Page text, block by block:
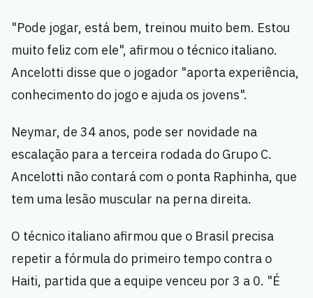
"Pode jogar, está bem, treinou muito bem. Estou
muito feliz com ele", afirmou o técnico italiano.
Ancelotti disse que o jogador "aporta experiência,
conhecimento do jogo e ajuda os jovens".
Neymar, de 34 anos, pode ser novidade na
escalação para a terceira rodada do Grupo C.
Ancelotti não contará com o ponta Raphinha, que
tem uma lesão muscular na perna direita.
O técnico italiano afirmou que o Brasil precisa
repetir a fórmula do primeiro tempo contra o
Haiti, partida que a equipe venceu por 3 a 0. "É